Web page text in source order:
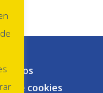
envios
de cookies